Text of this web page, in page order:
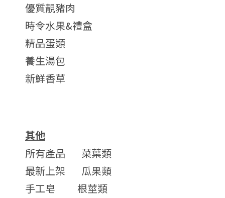
優質靚豬肉
時令水果&禮盒
精品蛋類
養生湯包
新鮮香草
其他
所有產品
菜葉類
最新上架
瓜果類
手工皂
根莖類